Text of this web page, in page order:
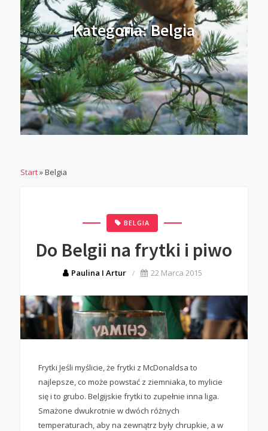
Kategoria: Belgia
Start»Belgia
BELGIA
Do Belgii na frytki i piwo
Paulina I Artur 22 Marca 2015
Frytki Jeśli myślicie, że frytki z McDonaldsa to
najlepsze, co może powstać z ziemniaka, to mylicie
się i to grubo. Belgijskie frytki to zupełnie inna liga.
Smażone dwukrotnie w dwóch różnych
temperaturach, aby na zewnątrz były chrupkie, a w